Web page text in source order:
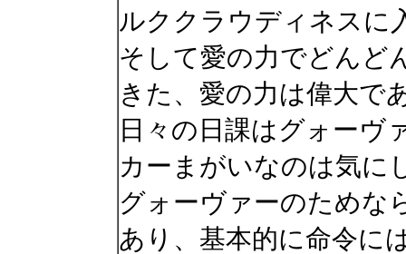
ルククラウディネスに
そして愛の力でどんど
きた、愛の力は偉大で
日々の日課はグォーヴ
カーまがいなのは気に
グォーヴァーのためな
あり、基本的に命令に